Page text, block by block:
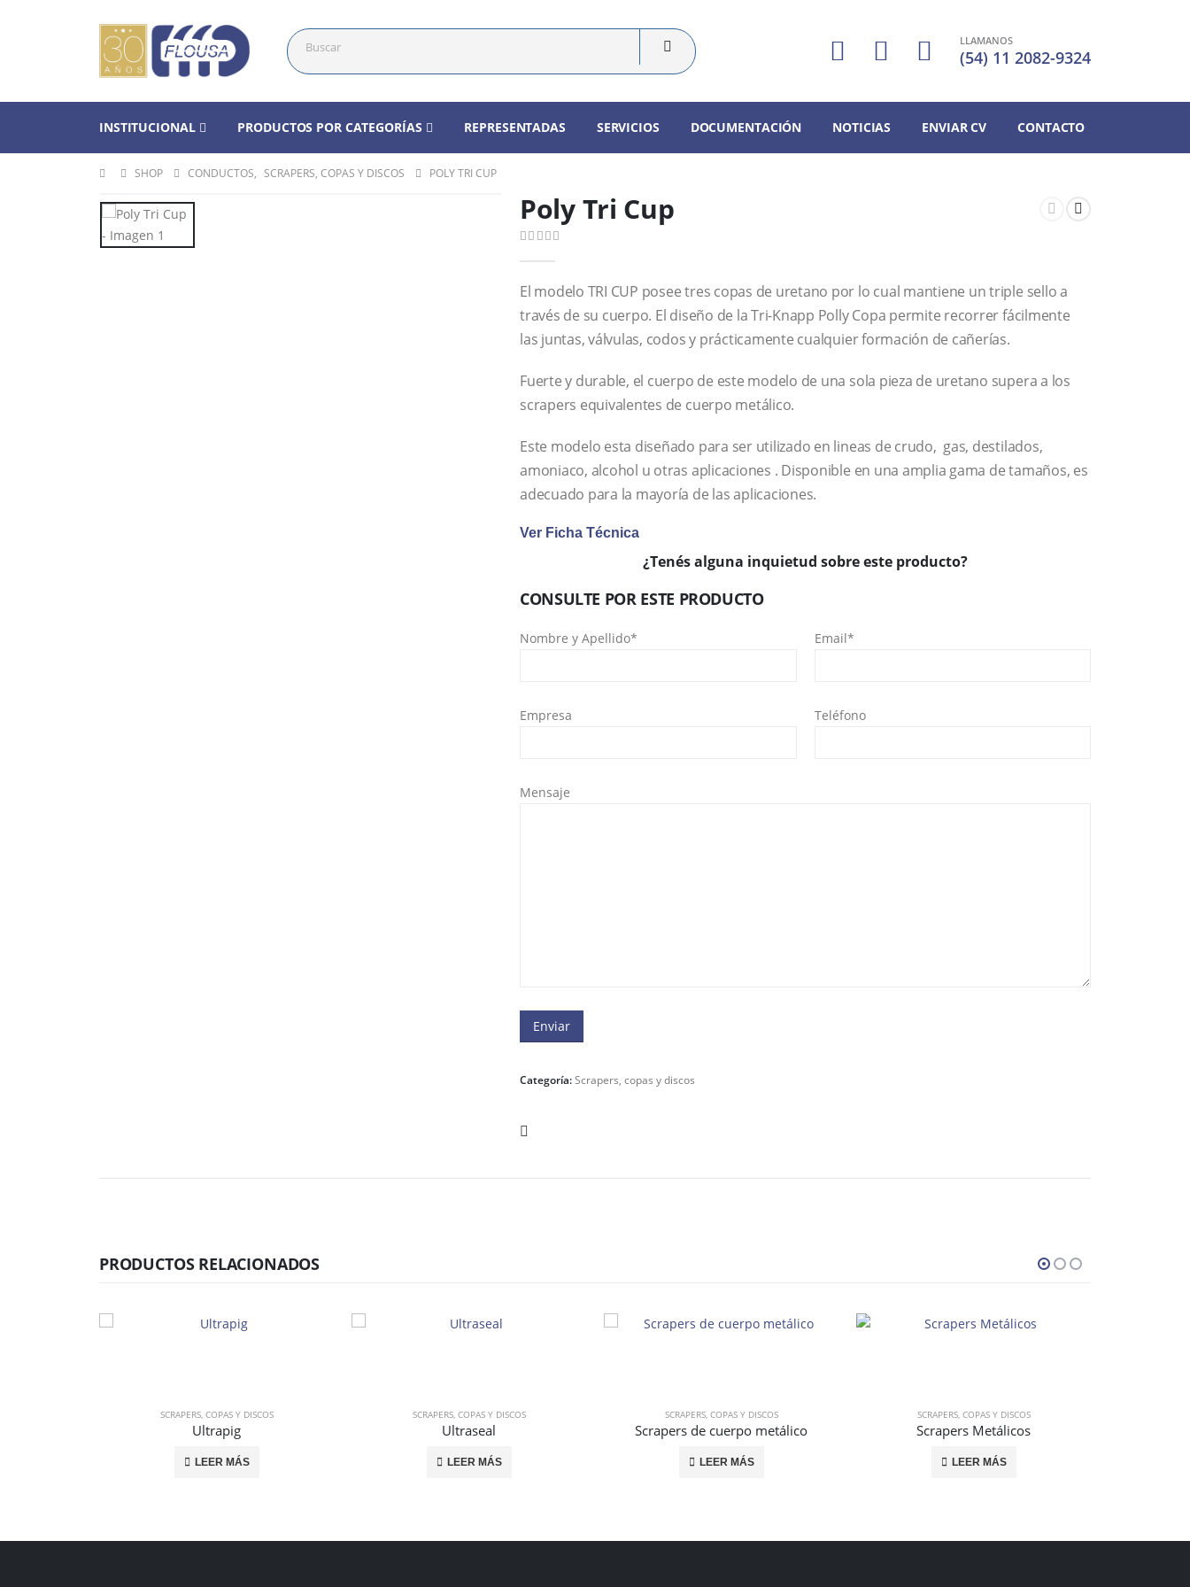
LLAMANOS
(54) 11 2082-9324
INSTITUCIONAL PRODUCTOS POR CATEGORÍAS REPRESENTADAS SERVICIOS DOCUMENTACIÓN NOTICIAS ENVIAR CV CONTACTO
SHOP CONDUCTOS, SCRAPERS, COPAS Y DISCOS POLY TRI CUP
Poly Tri Cup
El modelo TRI CUP posee tres copas de uretano por lo cual mantiene un triple sello a
través de su cuerpo. El diseño de la Tri-Knapp Polly Copa permite recorrer fácilmente
las juntas, válvulas, codos y prácticamente cualquier formación de cañerías.
Fuerte y durable, el cuerpo de este modelo de una sola pieza de uretano supera a los
scrapers equivalentes de cuerpo metálico.
Este modelo esta diseñado para ser utilizado en lineas de crudo, gas, destilados,
amoniaco, alcohol u otras aplicaciones . Disponible en una amplia gama de tamaños, es
adecuado para la mayoría de las aplicaciones.
Ver Ficha Técnica
¿Tenés alguna inquietud sobre este producto?
CONSULTE POR ESTE PRODUCTO
Nombre y Apellido* Email*
Empresa Teléfono
Mensaje
Categoría:Scrapers, copas y discos
PRODUCTOS RELACIONADOS
SCRAPERS, COPAS Y DISCOS
Ultrapig
LEER MÁS
SCRAPERS, COPAS Y DISCOS
Ultraseal
LEER MÁS
SCRAPERS, COPAS Y DISCOS
Scrapers de cuerpo metálico
LEER MÁS
SCRAPERS, COPAS Y DISCOS
Scrapers Metálicos
LEER MÁS